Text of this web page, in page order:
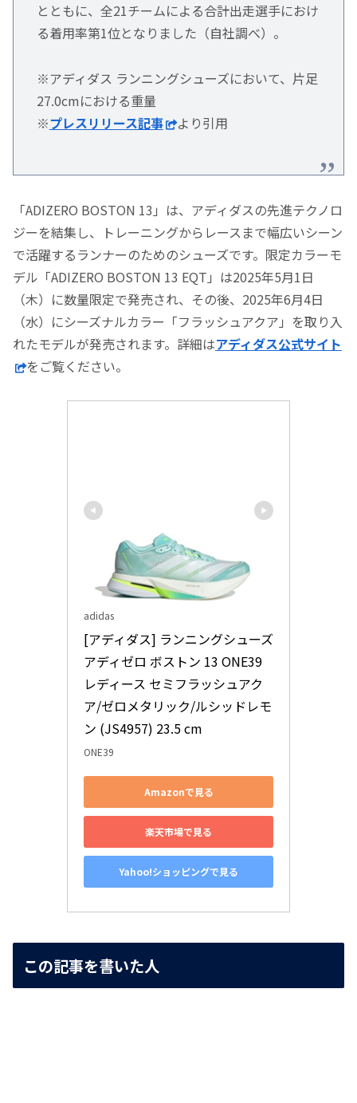
とともに、全21チームによる合計出走選手におけ
る着用率第1位となりました（自社調べ）。
※アディダス ランニングシューズにおいて、片足
27.0cmにおける重量
※プレスリリース記事 より引用
「ADIZERO BOSTON 13」は、アディダスの先進テクノロ
ジーを結集し、トレーニングからレースまで幅広いシーン
で活躍するランナーのためのシューズです。​限定カラーモ
デル「ADIZERO BOSTON 13 EQT」は2025年5月1日
（木）に数量限定で発売され、その後、2025年6月4日
（水）にシーズナルカラー「フラッシュアクア」を取り入
れたモデルが発売されます。​詳細はアディダス公式サイト
をご覧ください。
adidas
[アディダス] ランニングシューズ
アディゼロ ボストン 13 ONE39
レディース セミフラッシュアク
ア/ゼロメタリック/ルシッドレモ
ン (JS4957) 23.5 cm
ONE39
Amazonで見る
楽天市場で見る
Yahoo!ショッピングで見る
この記事を書いた人